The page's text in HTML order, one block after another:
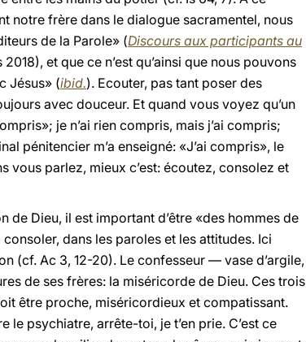
notre frère dans le dialogue sacramentel, nous
de la Parole» (Discours aux participants au
2018), et que ce n’est qu’ainsi que nous pouvons
Jésus» (ibid.). Ecouter, pas tant poser des
avec douceur. Et quand vous voyez qu’un
je n’ai rien compris, mais j’ai compris;
pénitencier m’a enseigné: «J’ai compris», le
vous parlez, mieux c’est: écoutez, consolez et
Dieu, il est important d’être «des hommes de
dans les paroles et les attitudes. Ici
(cf. Ac 3, 12-20). Le confesseur — vase d’argile,
de ses frères: la miséricorde de Dieu. Ces trois
être proche, miséricordieux et compatissant.
le psychiatre, arrête-toi, je t’en prie. C’est ce